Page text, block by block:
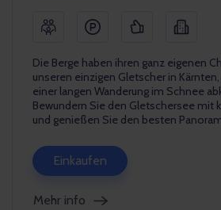
Die Berge haben ihren ganz eigenen
unseren einzigen Gletscher in
einer langen Wanderung im Schnee
Bewundern Sie den Gletschersee mit
und genießen Sie den besten
Einkaufen
Mehr info